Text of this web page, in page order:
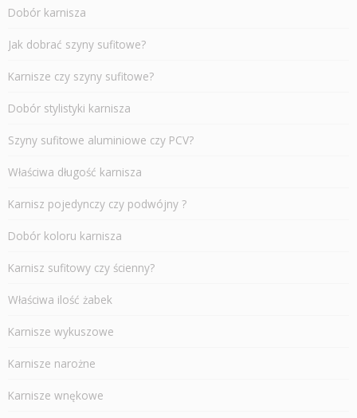
Dobór karnisza
Jak dobrać szyny sufitowe?
Karnisze czy szyny sufitowe?
Dobór stylistyki karnisza
Szyny sufitowe aluminiowe czy PCV?
Właściwa długość karnisza
Karnisz pojedynczy czy podwójny ?
Dobór koloru karnisza
Karnisz sufitowy czy ścienny?
Właściwa ilość żabek
Karnisze wykuszowe
Karnisze narożne
Karnisze wnękowe